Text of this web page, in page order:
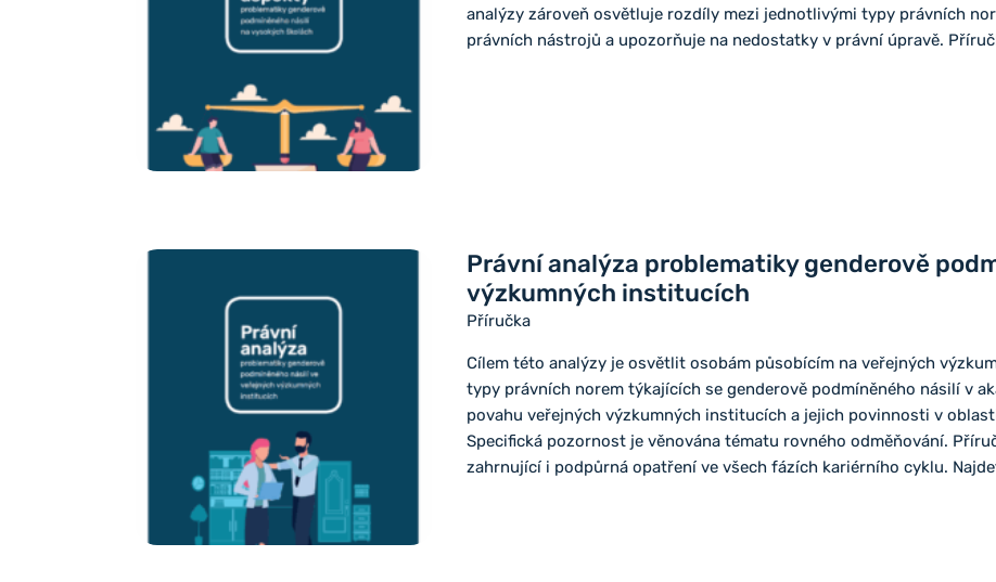
analýzy zároveň osvětluje rozdíly mezi jednotlivými typy právních
právních nástrojů a upozorňuje na nedostatky v právní úpravě.
Právní analýza problematiky genderově
výzkumných institucích
Příručka
Cílem této analýzy je osvětlit osobám působícím na veřejných
typy právních norem týkajících se genderově podmíněného násilí v
povahu veřejných výzkumných institucích a jejich povinnosti v
Specifická pozornost je věnována tématu rovného odměňování.
zahrnující i podpůrná opatření ve všech fázích kariérního cyklu.